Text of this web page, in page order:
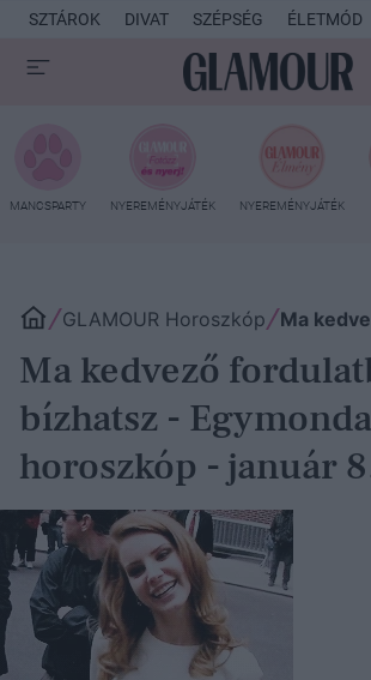
SZTÁROK DIVAT SZÉPSÉG ÉLETMÓD
MANCSPARTY NYEREMÉNYJÁTÉK NYEREMÉNYJÁTÉK
GLAMOUR Horoszkóp Ma
Ma kedvező
bízhatsz -
horoszkóp - január